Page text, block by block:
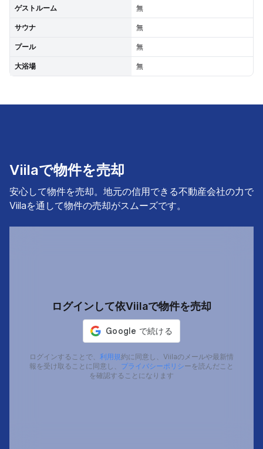
ゲストルーム 無
サウナ 無
プール 無
大浴場 無
Viilaで物件を売却
安心して物件を売却。地元の信用できる不動産会社の力で
Viilaを通して物件の売却がスムーズです。
ログインして依Viilaで物件を売却
ログインすることで、 利用規約に同意し、Viilaのメールや最新情
報を受け取ることに同意し、 プライバシーポリシーを読んだこと
を確認することになります